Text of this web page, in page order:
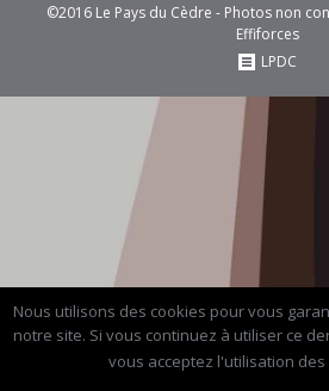
©2016 Le Pays du Cèdre - Photos non
Effiforces
LPDC
Nous utilisons des cookies pour vous
notre site. Si vous continuez à utiliser ce
vous acceptez l'utilisation des